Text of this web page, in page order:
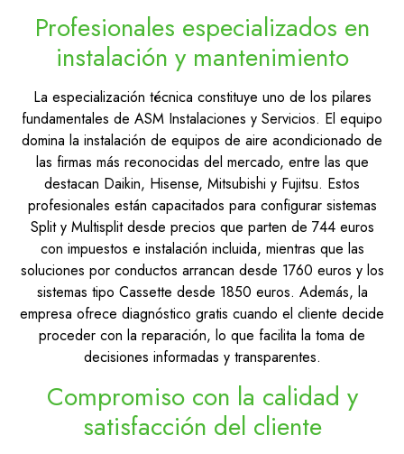
Profesionales especializados en
instalación y mantenimiento
La especialización técnica constituye uno de los pilares
fundamentales de ASM Instalaciones y Servicios. El equipo
domina la instalación de equipos de aire acondicionado de
las firmas más reconocidas del mercado, entre las que
destacan Daikin, Hisense, Mitsubishi y Fujitsu. Estos
profesionales están capacitados para configurar sistemas
Split y Multisplit desde precios que parten de 744 euros
con impuestos e instalación incluida, mientras que las
soluciones por conductos arrancan desde 1760 euros y los
sistemas tipo Cassette desde 1850 euros. Además, la
empresa ofrece diagnóstico gratis cuando el cliente decide
proceder con la reparación, lo que facilita la toma de
decisiones informadas y transparentes.
Compromiso con la calidad y
satisfacción del cliente